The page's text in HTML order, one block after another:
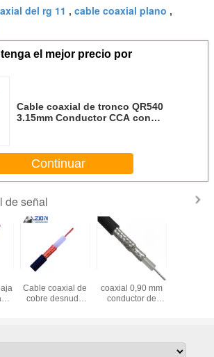
del rg 11 , cable coaxial plano ,
el mejor precio por
Cable coaxial de tronco QR540
3.15mm Conductor CCA con
Continuar
de señal
Cable coaxial de
cobre desnudo
coaxial 0,90 mm
conductor de
datos